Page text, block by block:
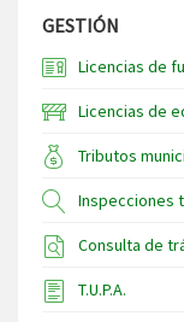
GESTIÓN
Licencias de
Licencias de
Tributos
Inspecciones
Consulta de
T.U.P.A.